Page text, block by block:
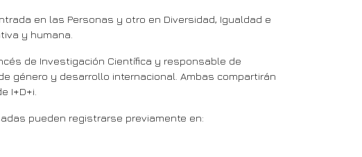
en las Personas y otro en Diversidad, Igualdad e
y humana.
de Investigación Científica y responsable de
género y desarrollo internacional. Ambas compartirán
I+D+i.
pueden registrarse previamente en: